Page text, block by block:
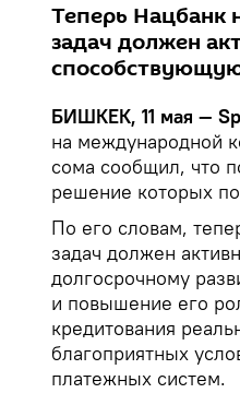
Теперь Нацбанк
задач должен
БИШКЕК, 11 мая —
на международной
сома сообщил, что
решение которых
По его словам,
задач должен
долгосрочному
и повышение его
кредитования
благоприятных
платежных систем.